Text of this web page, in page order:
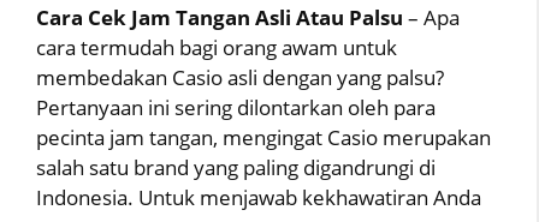
Cara Cek Jam Tangan Asli Atau Palsu – Apa
cara termudah bagi orang awam untuk
membedakan Casio asli dengan yang palsu?
Pertanyaan ini sering dilontarkan oleh para
pecinta jam tangan, mengingat Casio merupakan
salah satu brand yang paling digandrungi di
Indonesia. Untuk menjawab kekhawatiran Anda